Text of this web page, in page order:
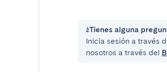
¿Tienes alguna
Inicia sesión a través
nosotros a través del